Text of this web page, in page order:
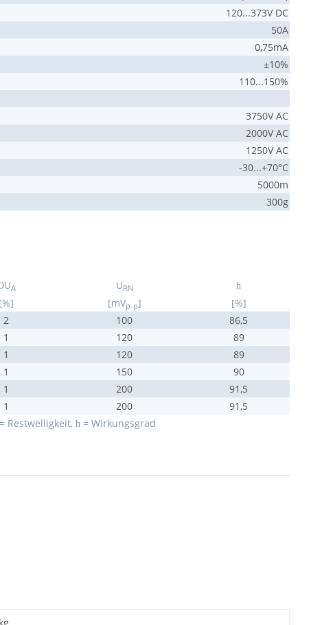
120...373V DC
50A
0,75mA
±10%
110...150%
3750V AC
2000V AC
1250V AC
-30...+70°C
5000m
300g
UA URN h
[%] [mVp-p]
[%]
2 100
86,5
1 120
89
1 120
89
1 150
90
1 200
91,5
1 200
91,5
= Restwelligkeit, h = Wirkungsgrad